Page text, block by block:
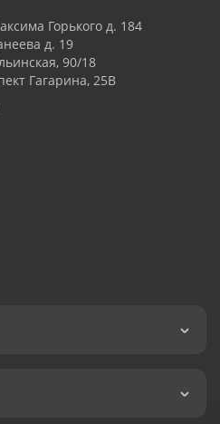
Горького д. 184
д. 19
90/18
Гагарина, 25В